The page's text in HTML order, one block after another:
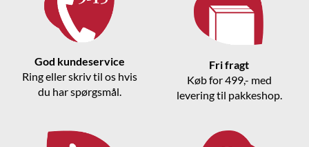
God kundeservice
Ring eller skriv til os hvis
du har spørgsmål.
Fri fragt
Køb for 499,- med
levering til pakkeshop.